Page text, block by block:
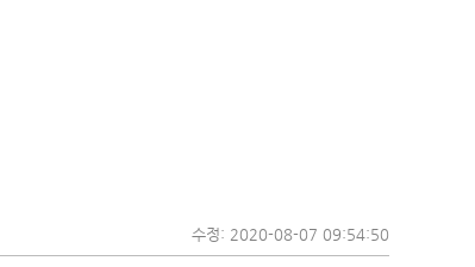
수정: 2020-08-07 09:54:50